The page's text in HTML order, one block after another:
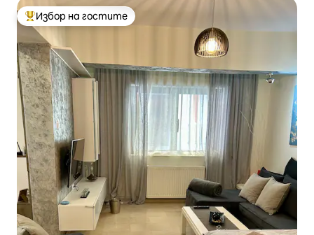
Най-популярен избор на гостите
Избор на гостите